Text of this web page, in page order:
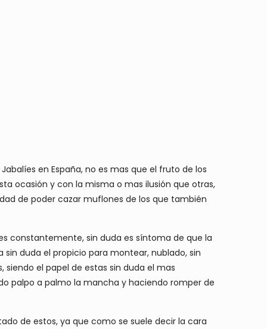
en España, no es mas que el fruto de los
ocasión y con la misma o mas ilusión que otras,
de poder cazar muflones de los que también
constantemente, sin duda es síntoma de que la
duda el propicio para montear, nublado, sin
el papel de estas sin duda el mas
palpo a palmo la mancha y haciendo romper de
de estos, ya que como se suele decir la cara